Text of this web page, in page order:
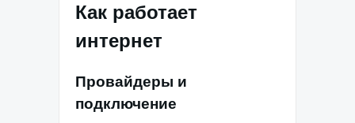
Как работает
интернет
Провайдеры и
подключение